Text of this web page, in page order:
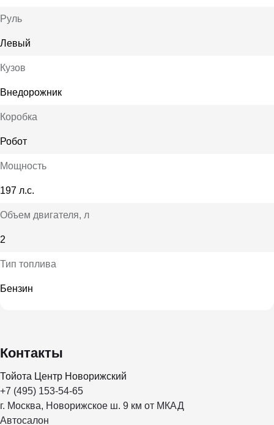
Руль
Левый
Кузов
Внедорожник
Коробка
Робот
Мощность
197 л.с.
Объем двигателя, л
2
Тип топлива
Бензин
Контакты
Тойота Центр Новорижский
+7 (495) 153-54-65
г. Москва, Новорижское ш. 9 км от МКАД
Автосалон